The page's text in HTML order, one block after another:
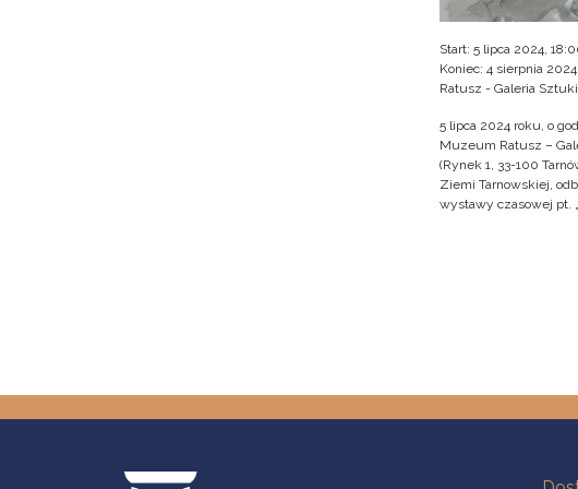
Start: 5 lipca 2024,
Koniec: 4 sierpnia 2024
Ratusz - Galeria
5 lipca 2024 roku, o
Muzeum Ratusz –
(Rynek 1, 33-100
Ziemi Tarnowskiej,
wystawy czasowej pt.
Na